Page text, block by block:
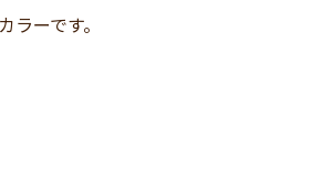
ーです。